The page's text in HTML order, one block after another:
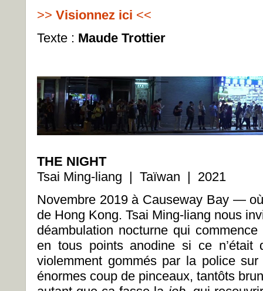
>> Visionnez ici <<
Texte : Maude Trottier
THE NIGHT
Tsai Ming-liang | Taïwan | 2021
Novembre 2019 à Causeway Bay —où
de Hong Kong. Tsai Ming-liang nous
déambulation nocturne qui
en tous points anodine si ce n’était
violemment gommés par la police
énormes coup de pinceaux, tantôts